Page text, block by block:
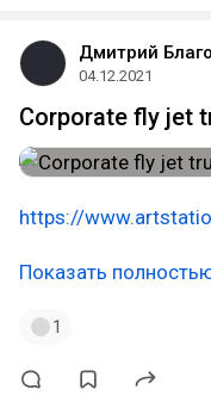
Дмитрий
04.12.2021
Corporate fly jet
https://
Показать
1